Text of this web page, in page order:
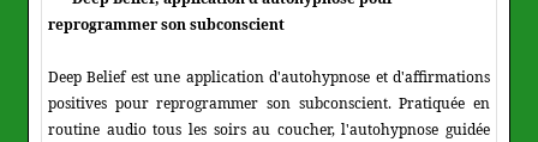
reprogrammer son subconscient
Deep Belief est une application d'autohypnose et d'affirmations
positives pour reprogrammer son subconscient. Pratiquée en
routine audio tous les soirs au coucher, l'autohypnose guidée